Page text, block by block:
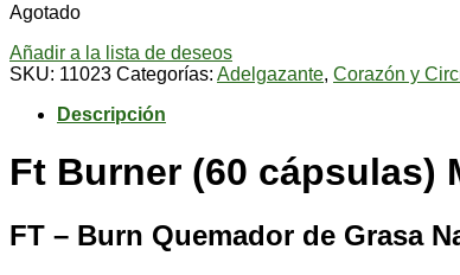
Agotado
Añadir a la lista de deseos
SKU: 11023 Categorías: Adelgazante, Corazón y
Descripción
Ft Burner (60 cápsulas)
FT – Burn Quemador de Grasa